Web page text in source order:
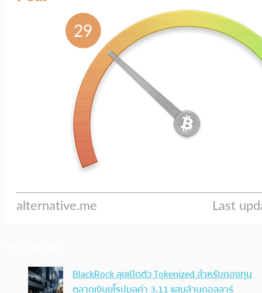
BlackRock ลุยเปิดตัว Tokenized สำหรับกองทุน
ตลาดเงินยุโรปมูลค่า 3.11 แสนล้านดอลลาร์